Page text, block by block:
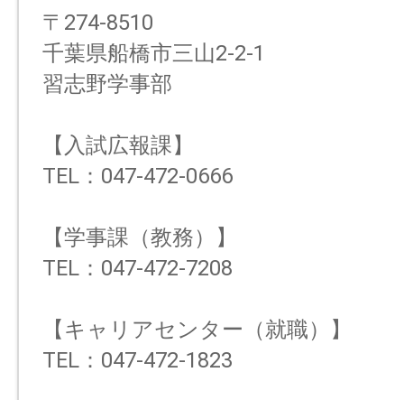
〒274-8510
千葉県船橋市三山2-2-1
習志野学事部
【入試広報課】
TEL：047-472-0666
【学事課（教務）】
TEL：047-472-7208
【キャリアセンター（就職）】
TEL：047-472-1823